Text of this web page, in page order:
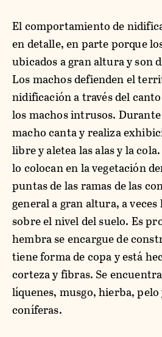
El comportamiento de
en detalle, en parte porque
ubicados a gran altura y son
Los machos defienden el
nidificación a través del
los machos intrusos.
macho canta y realiza
libre y aletea las alas y la
lo colocan en la vegetación
puntas de las ramas de las
general a gran altura, a
sobre el nivel del suelo. Es
hembra se encargue de
tiene forma de copa y está
corteza y fibras. Se
líquenes, musgo, hierba, pelo
coníferas.